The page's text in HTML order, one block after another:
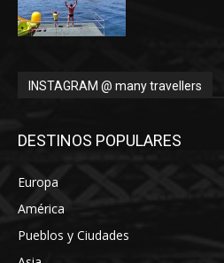
INSTAGRAM @ many travellers
DESTINOS POPULARES
Europa
América
Pueblos y Ciudades